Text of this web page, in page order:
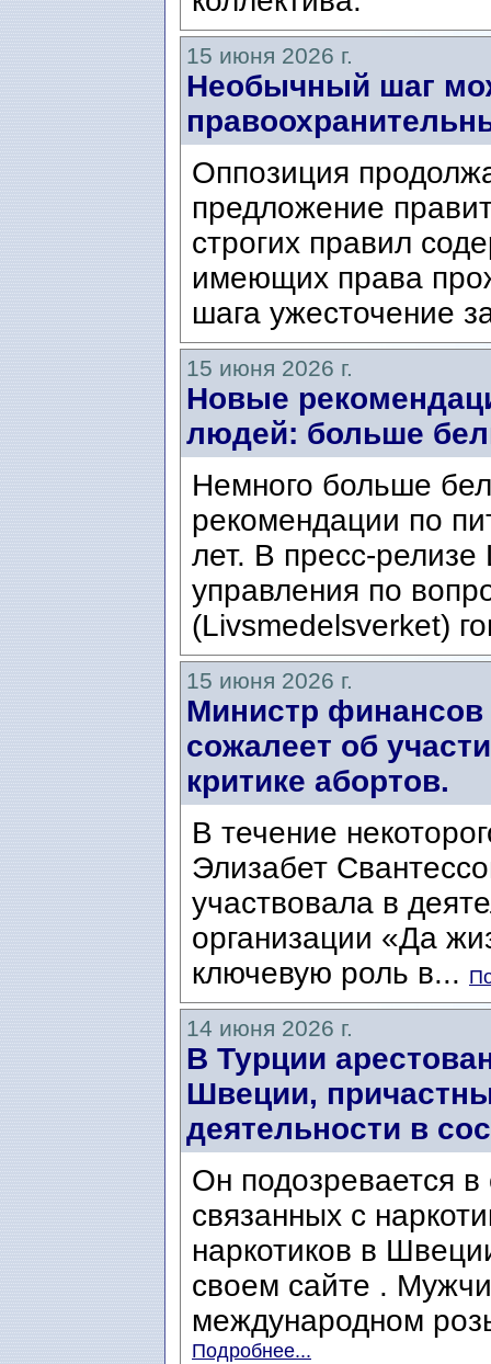
15 июня 2026 г.
Необычный шаг
Оппозиция
предложение
строгих правил
имеющих права
шага ужесточение
15 июня 2026 г.
Новые
людей: больше
Немного больше
рекомендации по
лет. В пресс-релизе
управления по
(Livsmedelsverket)
15 июня 2026 г.
Министр финансов
сожалеет об
критике абортов.
В течение
Элизабет
участвовала в
организации «Да
ключевую роль в...
14 июня 2026 г.
В Турции
Швеции,
деятельности в
Он подозревается
связанных с
наркотиков в
своем сайте .
международном
Подробнее...